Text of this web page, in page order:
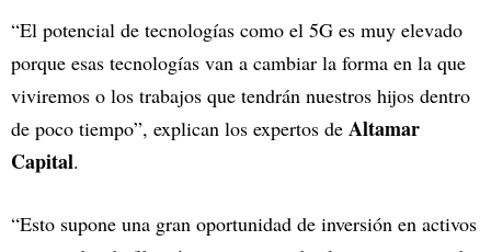
“El potencial de tecnologías como el 5G es muy elevado
porque esas tecnologías van a cambiar la forma en la que
viviremos o los trabajos que tendrán nuestros hijos dentro
de poco tiempo”, explican los expertos de Altamar
Capital.
“Esto supone una gran oportunidad de inversión en activos